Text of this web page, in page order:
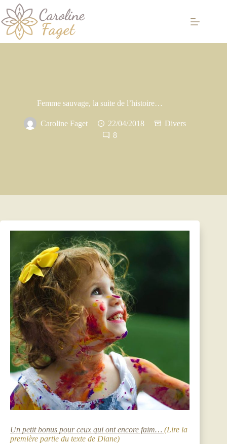
Passer
au
contenu
Femme sauvage, la suite de l’histoire…
Caroline Faget 22/04/2018
Divers
8
Un petit bonus pour ceux qui ont encore faim… (Lire la
première partie du texte de Diane)